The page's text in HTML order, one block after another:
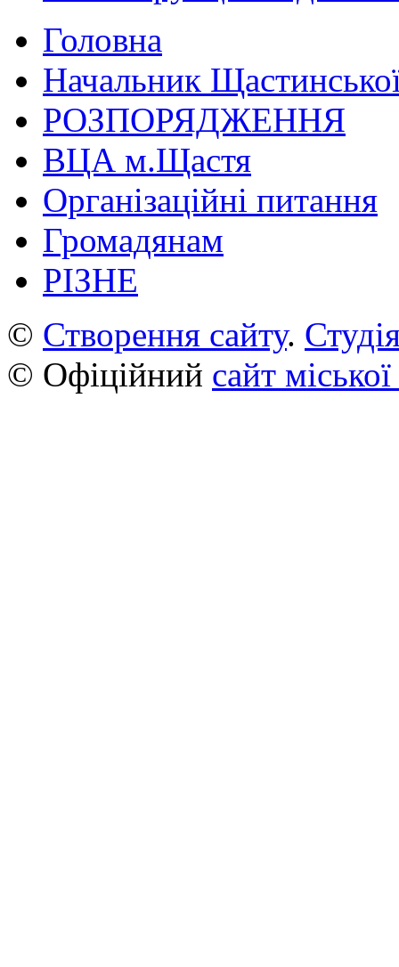
Головна
Начальник
РОЗПОРЯДЖЕННЯ
ВЦА м.Щастя
Організаційні питання
Громадянам
РІЗНЕ
© Створення сайту.
© Офіційний сайт